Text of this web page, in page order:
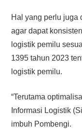
Hal yang perlu juga
agar dapat
logistik pemilu
1395 tahun 2023
logistik pemilu.
“Terutama
Informasi Logistik
imbuh Pombengi.